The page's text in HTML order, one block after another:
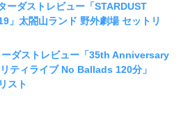
ーダストレビュー「STARDUST
」太閤山ランド 野外劇場 セットリ
ダストレビュー「35th Anniversary
ティライブ No Ballads 120分」
スト